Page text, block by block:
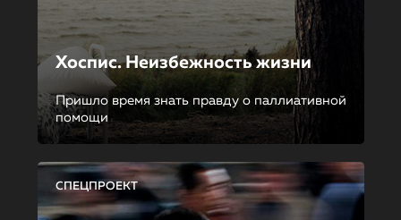
Хоспис. Неизбежность жизни
Пришло время знать правду о паллиативной
помощи
СПЕЦПРОЕКТ